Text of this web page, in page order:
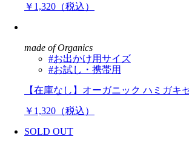
￥1,320（税込）
made of Organics
#お出かけ用サイズ
#お試し・携帯用
【在庫なし】オーガニック ハミガキ
￥1,320（税込）
SOLD OUT